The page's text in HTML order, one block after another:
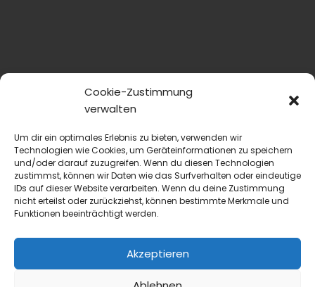
Cookie-Zustimmung
verwalten
Um dir ein optimales Erlebnis zu bieten, verwenden wir
Technologien wie Cookies, um Geräteinformationen zu speichern
und/oder darauf zuzugreifen. Wenn du diesen Technologien
zustimmst, können wir Daten wie das Surfverhalten oder eindeutige
IDs auf dieser Website verarbeiten. Wenn du deine Zustimmung
nicht erteilst oder zurückziehst, können bestimmte Merkmale und
Funktionen beeinträchtigt werden.
Akzeptieren